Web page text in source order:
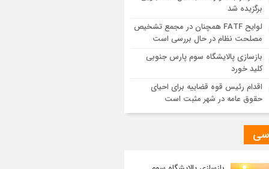
مزیت قیمتی CNG؛ سوختی پاک برای کاهش
خانوار و واردات بنزین
برگزیده شد
لوایح FATF همچنان در مجمع تشخیص
مصلحت نظام در حال بررسی است
بازسازی پالایشگاه سوم پارس جنوبی
کلید خورد
اقدام رئیس قوه قضاییه برای احیای
حقوق عامه در شهر مثبت است